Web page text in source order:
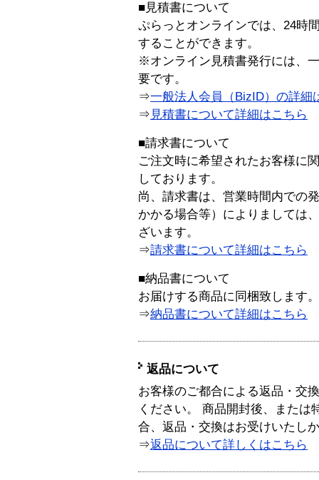
■見積書について
ぷらっとオンラインでは、24時
することができます。
※オンライン見積書発行には、
要です。
⇒一般法人会員（BizID）の詳細
⇒ 見積書について詳細はこちら
■請求書について
ご注文時に希望されたお客様に
しております。
尚、請求書は、営業時間内での
かかる場合等）によりましては
ざいます。
⇒請求書について詳細はこちら
■納品書について
お届けする商品に同梱致します。
⇒納品書について詳細はこちら
返品について
お客様のご都合による返品・交
ください。 商品開封後、または
合、返品・交換はお受けいたし
⇒返品について詳しくはこちら